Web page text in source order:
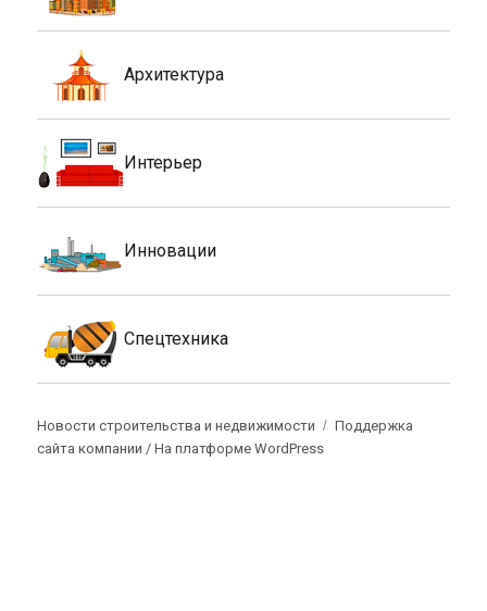
Архитектура
Интерьер
Инновации
Спецтехника
Новости строительства и недвижимости
Поддержка
сайта компании /На платформе WordPress